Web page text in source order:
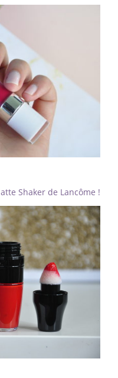
Shaker de Lancôme !